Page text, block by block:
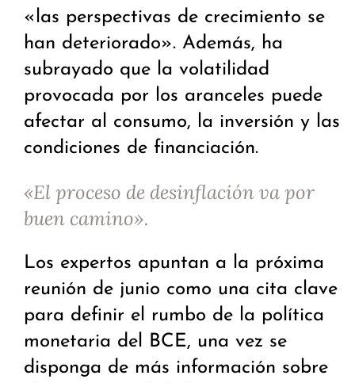
«las perspectivas de crecimiento se
han deteriorado». Además, ha
subrayado que la volatilidad
provocada por los aranceles puede
afectar al consumo, la inversión y las
condiciones de financiación.
«El proceso de desinflación va por
buen camino».
Los expertos apuntan a la próxima
reunión de junio como una cita clave
para definir el rumbo de la política
monetaria del BCE, una vez se
disponga de más información sobre